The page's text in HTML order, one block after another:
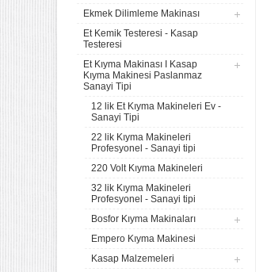
Ekmek Dilimleme Makinası
Et Kemik Testeresi - Kasap
Testeresi
Et Kıyma Makinası I Kasap
Kıyma Makinesi Paslanmaz
Sanayi Tipi
12 lik Et Kıyma Makineleri Ev -
Sanayi Tipi
22 lik Kıyma Makineleri
Profesyonel - Sanayi tipi
220 Volt Kıyma Makineleri
32 lik Kıyma Makineleri
Profesyonel - Sanayi tipi
Bosfor Kıyma Makinaları
Empero Kıyma Makinesi
Kasap Malzemeleri